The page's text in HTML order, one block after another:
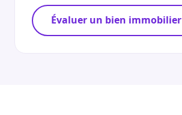
Évaluer un bien immobilier